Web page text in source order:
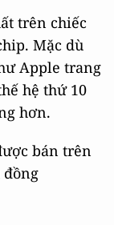
trên chiếc
Mặc dù
Apple trang
hệ thứ 10
hơn.
bán trên